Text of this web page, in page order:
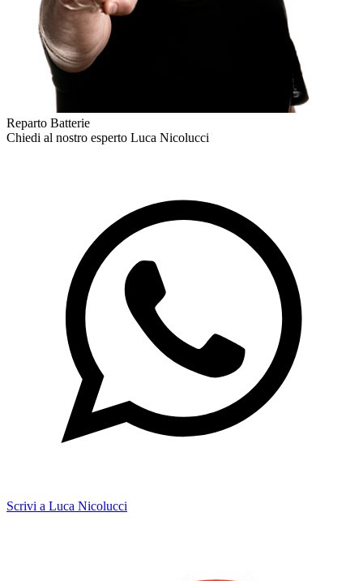
Reparto Batterie
Chiedi al nostro esperto Luca Nicolucci
Scrivi a Luca Nicolucci